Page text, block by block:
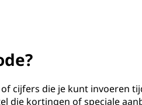
cijfers die je kunt invoeren
die kortingen of speciale